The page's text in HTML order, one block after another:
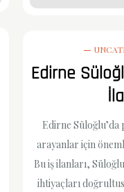
Edirne
Edirne Süloğlu’da
arayanlar için
Bu iş ilanları,
ihtiyaçları